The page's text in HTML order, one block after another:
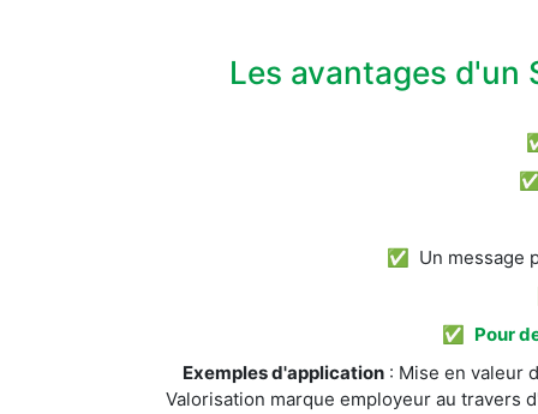
Les avantages d'un
✅ Un message
✅ Pour
Exemples d'application: Mise en valeur
Valorisation marque employeur au travers